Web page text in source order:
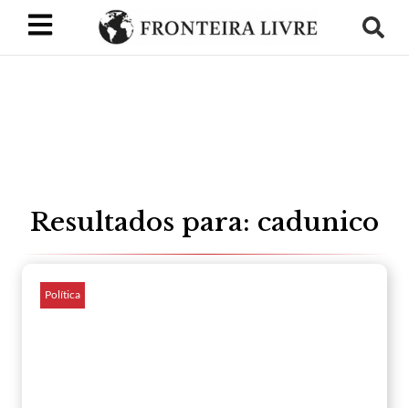
Resultados para: cadunico
Política